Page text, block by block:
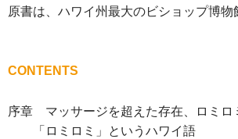
原書は、ハワイ州最大のビショップ博物
CONTENTS
序章 マッサージを超えた存在、ロミロ
「ロミロミ」というハワイ語